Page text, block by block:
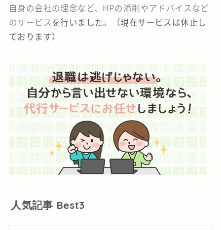
自身の会社の理念など、HPの添削やアドバイスなど
のサービス を行いました。（現在サービスは休止し
ております）
人気記事 Best3